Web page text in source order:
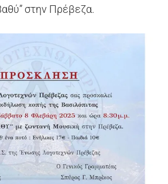
στην Πρέβεζα.